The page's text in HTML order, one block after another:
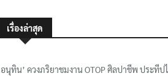
เรื่องล่าสุด
อนุทิน’ ควงภริยาชมงาน OTOP ศิลปาชีพ ประทีป